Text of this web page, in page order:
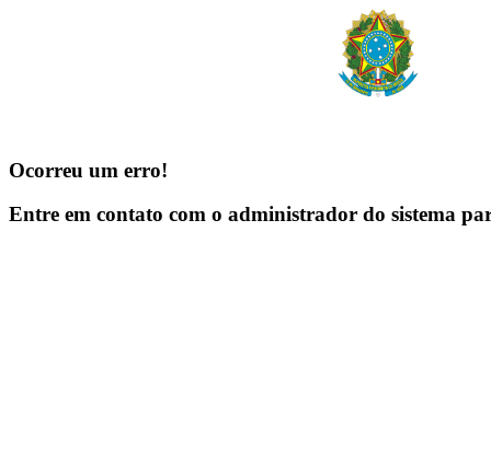
Ocorreu um erro!
Entre em contato com o administrador do sistema